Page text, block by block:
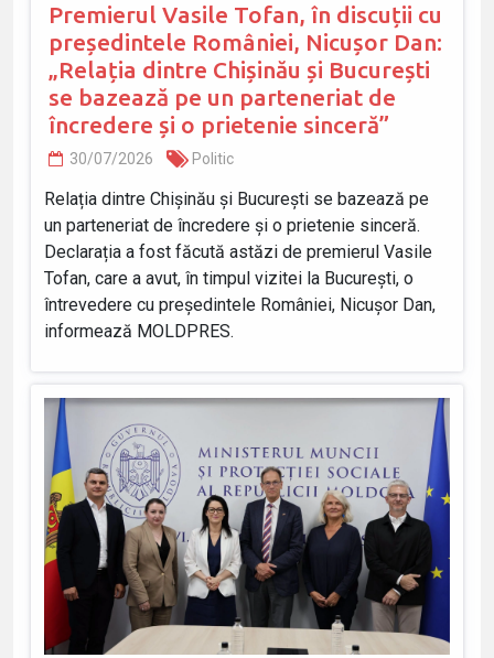
Premierul Vasile Tofan, în discuții cu
președintele României, Nicușor Dan:
„Relația dintre Chișinău și București
se bazează pe un parteneriat de
încredere și o prietenie sinceră”
30/07/2026 Politic
Relația dintre Chișinău și București se bazează pe
un parteneriat de încredere și o prietenie sinceră.
Declarația a fost făcută astăzi de premierul Vasile
Tofan, care a avut, în timpul vizitei la București, o
întrevedere cu președintele României, Nicușor Dan,
informează MOLDPRES.